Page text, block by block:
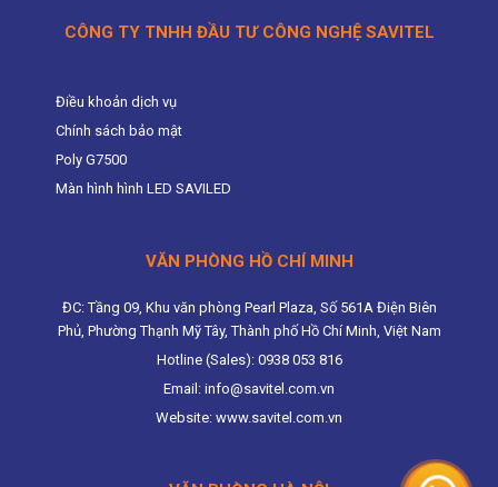
CÔNG TY TNHH ĐẦU TƯ CÔNG NGHỆ SAVITEL
Điều khoản dịch vụ
Chính sách bảo mật
Poly G7500
Màn hình hình LED SAVILED
VĂN PHÒNG HỒ CHÍ MINH
ĐC: Tầng 09, Khu văn phòng Pearl Plaza, Số 561A Điện Biên
Phủ, Phường Thạnh Mỹ Tây, Thành phố Hồ Chí Minh, Việt Nam
Hotline (Sales): 0938 053 816
Email: info@savitel.com.vn
Website: www.savitel.com.vn